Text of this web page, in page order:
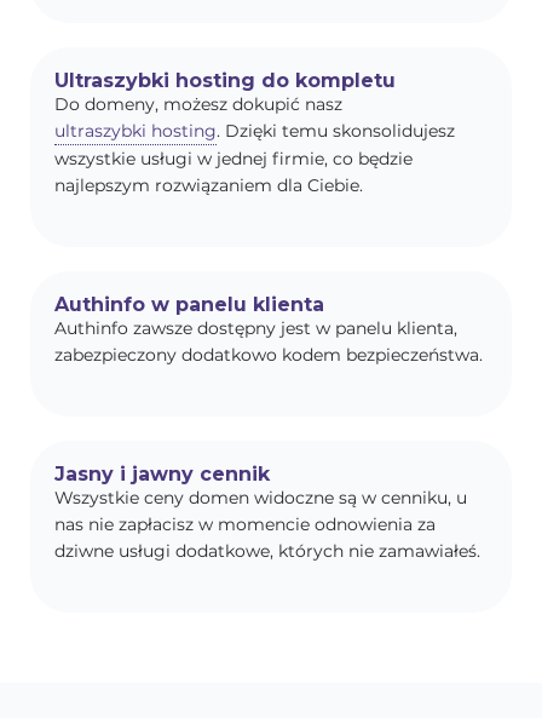
Ultraszybki hosting do kompletu
Do domeny, możesz dokupić nasz
ultraszybki hosting. Dzięki temu skonsolidujesz
wszystkie usługi w jednej firmie, co będzie
najlepszym rozwiązaniem dla Ciebie.
Authinfo w panelu klienta
Authinfo zawsze dostępny jest w panelu klienta,
zabezpieczony dodatkowo kodem bezpieczeństwa.
Jasny i jawny cennik
Wszystkie ceny domen widoczne są w cenniku, u
nas nie zapłacisz w momencie odnowienia za
dziwne usługi dodatkowe, których nie zamawiałeś.